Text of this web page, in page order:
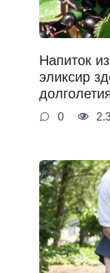
Напиток
эликсир
0